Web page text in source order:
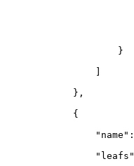
}
]
} ,
{
"name" :
"leafs"